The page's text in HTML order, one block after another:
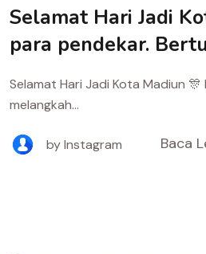
Selamat Hari Jadi
para pendekar.
Selamat Hari Jadi Kota Madiun
melangkah...
by Instagram Baca